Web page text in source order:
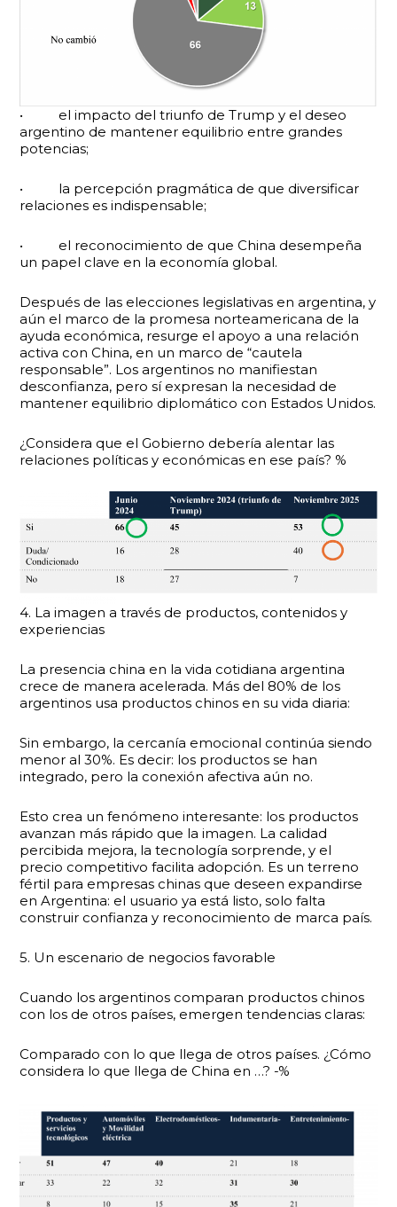
• el impacto del triunfo de Trump y el deseo
argentino de mantener equilibrio entre grandes
potencias;
• la percepción pragmática de que diversificar
relaciones es indispensable;
• el reconocimiento de que China desempeña
un papel clave en la economía global.
Después de las elecciones legislativas en argentina, y
aún el marco de la promesa norteamericana de la
ayuda económica, resurge el apoyo a una relación
activa con China, en un marco de “cautela
responsable”. Los argentinos no manifiestan
desconfianza, pero sí expresan la necesidad de
mantener equilibrio diplomático con Estados Unidos.
¿Considera que el Gobierno debería alentar las
relaciones políticas y económicas en ese país? %
4. La imagen a través de productos, contenidos y
experiencias
La presencia china en la vida cotidiana argentina
crece de manera acelerada. Más del 80% de los
argentinos usa productos chinos en su vida diaria:
Sin embargo, la cercanía emocional continúa siendo
menor al 30%. Es decir: los productos se han
integrado, pero la conexión afectiva aún no.
Esto crea un fenómeno interesante: los productos
avanzan más rápido que la imagen. La calidad
percibida mejora, la tecnología sorprende, y el
precio competitivo facilita adopción. Es un terreno
fértil para empresas chinas que deseen expandirse
en Argentina: el usuario ya está listo, solo falta
construir confianza y reconocimiento de marca país.
5. Un escenario de negocios favorable
Cuando los argentinos comparan productos chinos
con los de otros países, emergen tendencias claras:
Comparado con lo que llega de otros países. ¿Cómo
considera lo que llega de China en …? -%